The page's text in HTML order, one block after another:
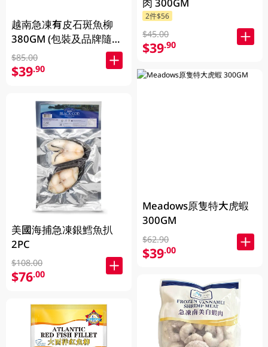
越南急凍有皮石斑魚柳
380GM (包裝及品牌隨機
發放)
$85.00
$39.90
美國海捕急凍銀鱈魚扒
2PC
$108.00
$76.00
2件$56
$45.00
$39.90
Meadows原隻特大虎蝦
300GM
$62.90
$39.00